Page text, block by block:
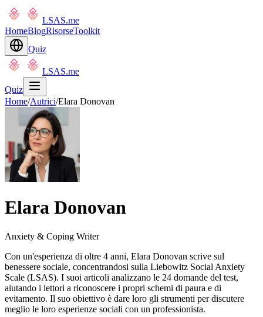
LSAS.me
HomeBlogRisorseToolkit
Quiz
LSAS.me
Quiz
Home/Autrici/Elara Donovan
Elara Donovan
Anxiety & Coping Writer
Con un'esperienza di oltre 4 anni, Elara Donovan scrive sul
benessere sociale, concentrandosi sulla Liebowitz Social Anxiety
Scale (LSAS). I suoi articoli analizzano le 24 domande del test,
aiutando i lettori a riconoscere i propri schemi di paura e di
evitamento. Il suo obiettivo è dare loro gli strumenti per discutere
meglio le loro esperienze sociali con un professionista.